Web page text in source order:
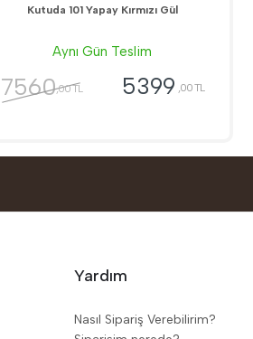
Kutuda 101 Yapay Kırmızı Gül
Aynı Gün Teslim
7560,00 TL 5399 ,00 TL
Yardım
Nasıl Sipariş Verebilirim?